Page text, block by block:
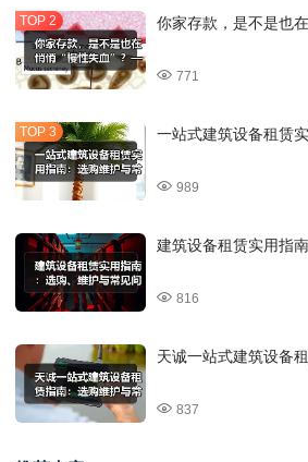
你家存款，是不是也
771
一站式建筑设备租赁
989
建筑设备租赁实用指
816
天诚一站式建筑设备
837